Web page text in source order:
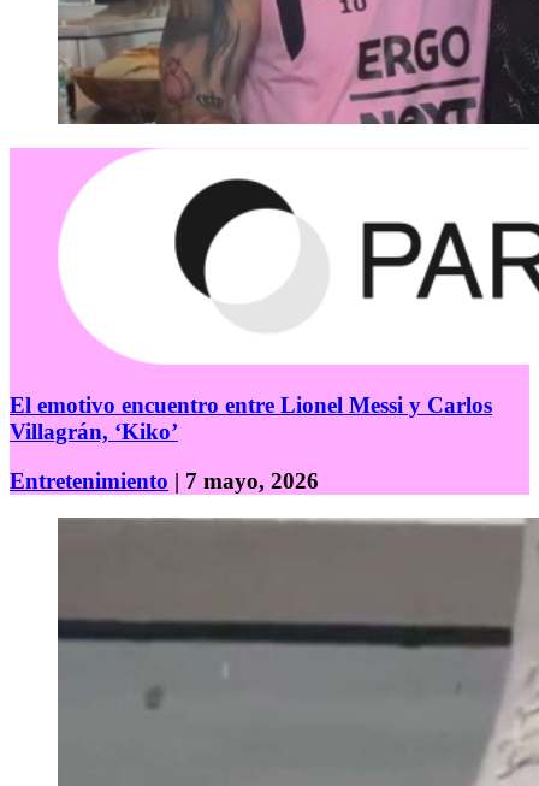
El emotivo encuentro entre Lionel Messi y Carlos
Villagrán, ‘Kiko’
Entretenimiento | 7 mayo, 2026